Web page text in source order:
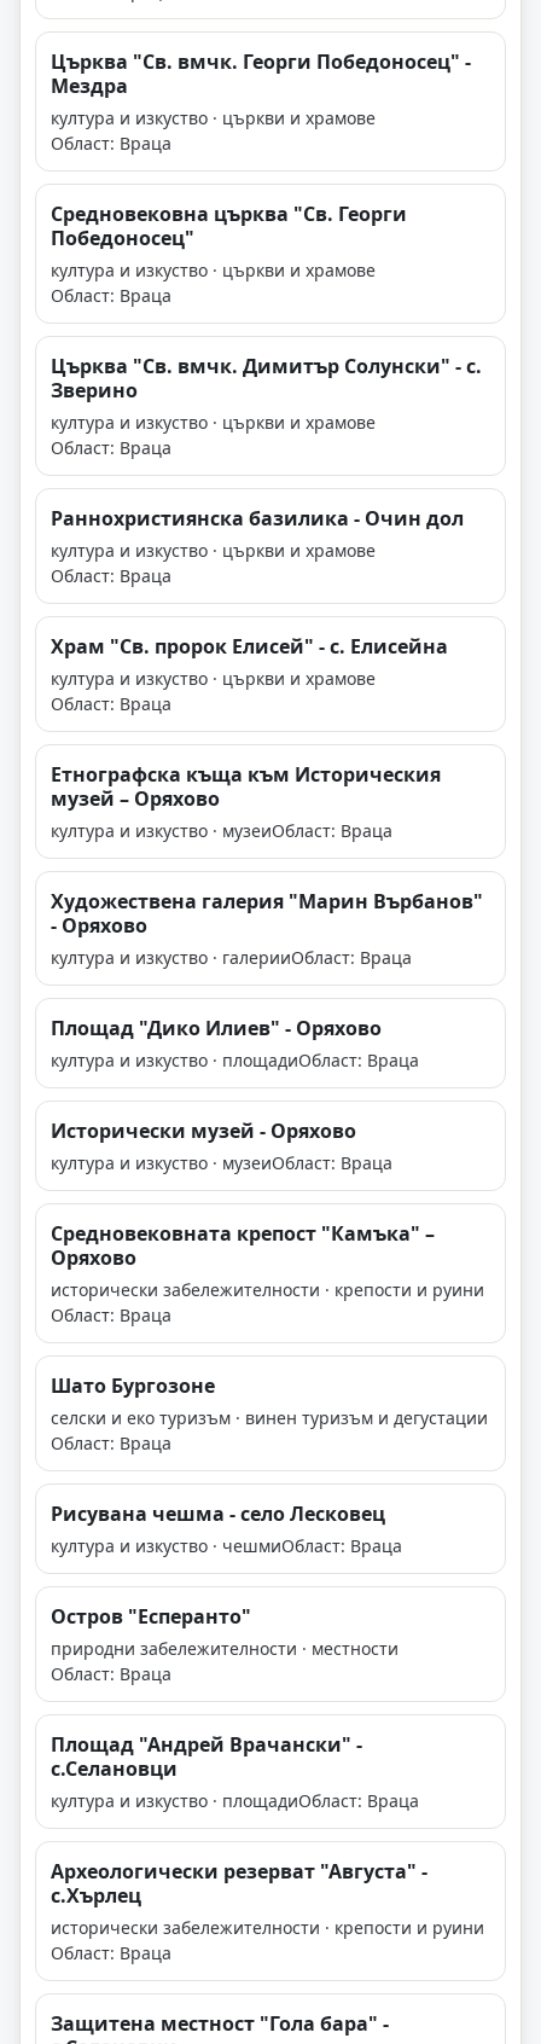
Църква "Св. вмчк. Георги Победоносец" -
Мездра
култура и изкуство · църкви и храмове
Област: Враца
Средновековна църква "Св. Георги
Победоносец"
култура и изкуство · църкви и храмове
Област: Враца
Църква "Св. вмчк. Димитър Солунски" - с.
Зверино
култура и изкуство · църкви и храмове
Област: Враца
Раннохристиянска базилика - Очин дол
култура и изкуство · църкви и храмове
Област: Враца
Храм "Св. пророк Елисей" - с. Елисейна
култура и изкуство · църкви и храмове
Област: Враца
Етнографска къща към Историческия
музей – Оряхово
култура и изкуство · музеиОбласт: Враца
Художествена галерия "Марин Върбанов"
- Оряхово
култура и изкуство · галерииОбласт: Враца
Площад "Дико Илиев" - Оряхово
култура и изкуство · площадиОбласт: Враца
Исторически музей - Оряхово
култура и изкуство · музеиОбласт: Враца
Средновековната крепост "Камъка" –
Оряхово
исторически забележителности · крепости и руини
Област: Враца
Шато Бургозоне
селски и еко туризъм · винен туризъм и дегустации
Област: Враца
Рисувана чешма - село Лесковец
култура и изкуство · чешмиОбласт: Враца
Остров "Есперанто"
природни забележителности · местности
Област: Враца
Площад "Андрей Врачански" -
с.Селановци
култура и изкуство · площадиОбласт: Враца
Археологически резерват "Августа" -
с.Хърлец
исторически забележителности · крепости и руини
Област: Враца
Защитена местност "Гола бара" -